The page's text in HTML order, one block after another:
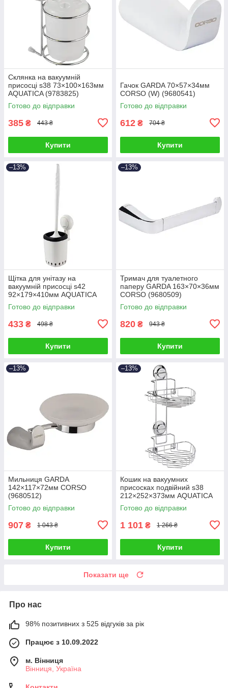
Склянка на вакуумній
присосці s38 73×100×163мм
AQUATICA (9783825)
Готово до відправки
385 ₴ 443 ₴
Купити
Гачок GARDA 70×57×34мм
CORSO (W) (9680541)
Готово до відправки
612 ₴ 704 ₴
Купити
–13%
Щітка для унітазу на
вакуумній присосці s42
92×179×410мм AQUATICA
(9784298)
Готово до відправки
433 ₴ 498 ₴
Купити
–13%
Тримач для туалетного
паперу GARDA 163×70×36мм
CORSO (9680509)
Готово до відправки
820 ₴ 943 ₴
Купити
–13%
Мильниця GARDA
142×117×72мм CORSO
(9680512)
Готово до відправки
907 ₴ 1 043 ₴
Купити
–13%
Кошик на вакуумних
присосках подвійний s38
212×252×373мм AQUATICA
(9783832)
Готово до відправки
1 101 ₴ 1 266 ₴
Купити
Показати ще
Про нас
98% позитивних з 525 відгуків за рік
Працює з 10.09.2022
м. Вінниця
Вінниця, Україна